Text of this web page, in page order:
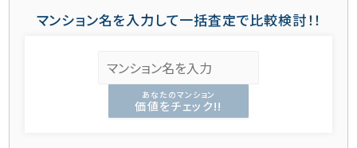
マンション名を入力して一括査定で比較検討！！
あなたのマンション
価値をチェック!!